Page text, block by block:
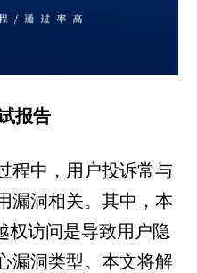
报告
程中，用户投诉常与
漏洞相关。其中，本
权访问是导致用户隐
漏洞类型。本文将解